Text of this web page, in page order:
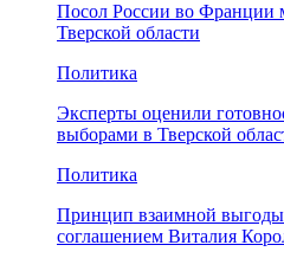
Посол России во Франции
Тверской области
Политика
Эксперты оценили
выборами в Тверской
Политика
Принцип взаимной
соглашением Виталия